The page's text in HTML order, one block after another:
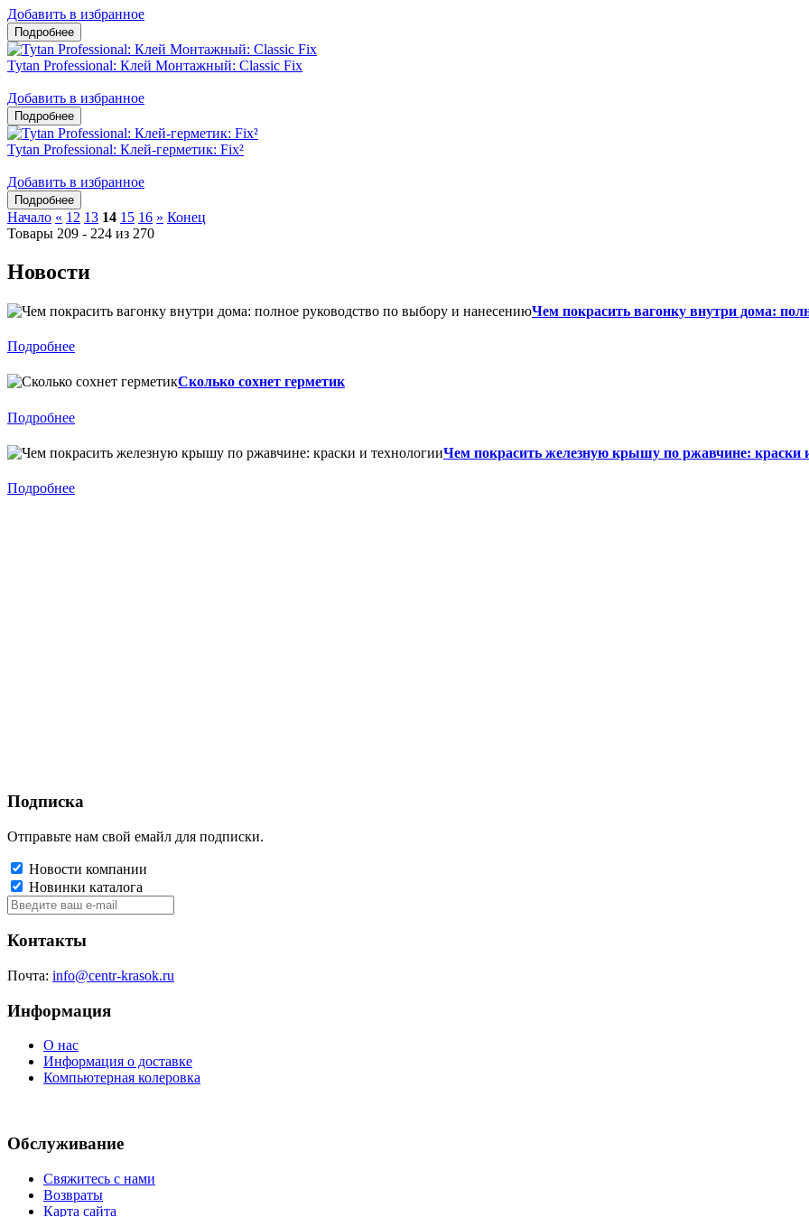
Добавить в избранное
Tytan Professional: Клей Монтажный: Classic Fix
Добавить в избранное
Tytan Professional: Клей-герметик: Fix²
Добавить в избранное
Начало « 12 13 14 15 16 » Конец
Товары 209 - 224 из 270
Новости
Чем покрасить вагонку внутри дома:
Подробнее
Сколько сохнет герметик
Подробнее
Чем покрасить железную крышу по ржавчине: краски
Подробнее
Подписка
Отправьте нам свой емайл для подписки.
Новости компании
Новинки каталога
Контакты
Почта: info@centr-krasok.ru
Информация
О нас
Информация о доставке
Компьютерная колеровка
Обслуживание
Свяжитесь с нами
Возвраты
Карта сайта